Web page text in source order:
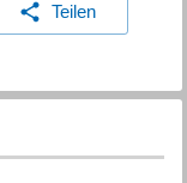
Teilen